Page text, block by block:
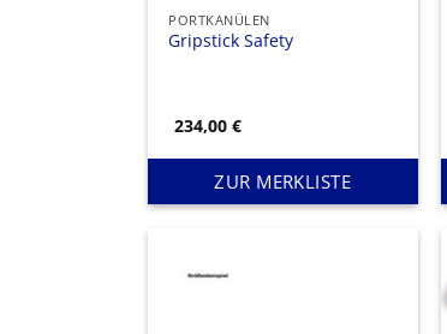
PORTKANÜLEN
Gripstick Safety
234,00€
ZUR MERKLISTE